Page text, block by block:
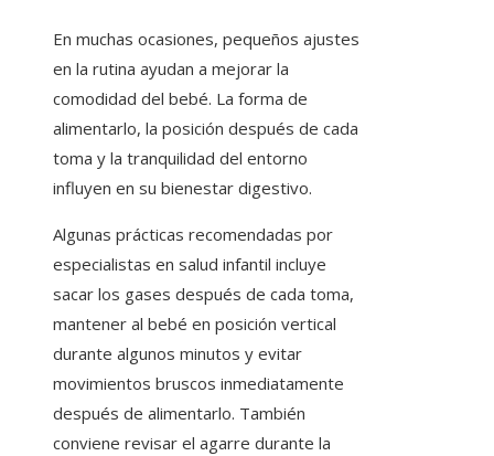
En muchas ocasiones, pequeños ajustes
en la rutina ayudan a mejorar la
comodidad del bebé. La forma de
alimentarlo, la posición después de cada
toma y la tranquilidad del entorno
influyen en su bienestar digestivo.
Algunas prácticas recomendadas por
especialistas en salud infantil incluye
sacar los gases después de cada toma,
mantener al bebé en posición vertical
durante algunos minutos y evitar
movimientos bruscos inmediatamente
después de alimentarlo. También
conviene revisar el agarre durante la